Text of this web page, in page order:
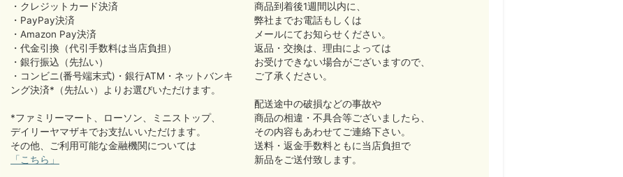
・クレジットカード決済
・PayPay決済
・Amazon Pay決済
・代金引換（代引手数料は当店負担）
・銀行振込（先払い）
・コンビニ(番号端末式)・銀行ATM・ネットバンキ
ング決済*（先払い）よりお選びいただけます。
*ファミリーマート、ローソン、ミニストップ、
デイリーヤマザキでお支払いいただけます。
その他、ご利用可能な金融機関については
「こちら」
商品到着後1週間以内に、
弊社までお電話もしくは
メールにてお知らせください。
返品・交換は、理由によっては
お受けできない場合がございますので、
ご了承ください。
配送途中の破損などの事故や
商品の相違・不具合等ございましたら、
その内容もあわせてご連絡下さい。
送料・返金手数料ともに当店負担で
新品をご送付致します。